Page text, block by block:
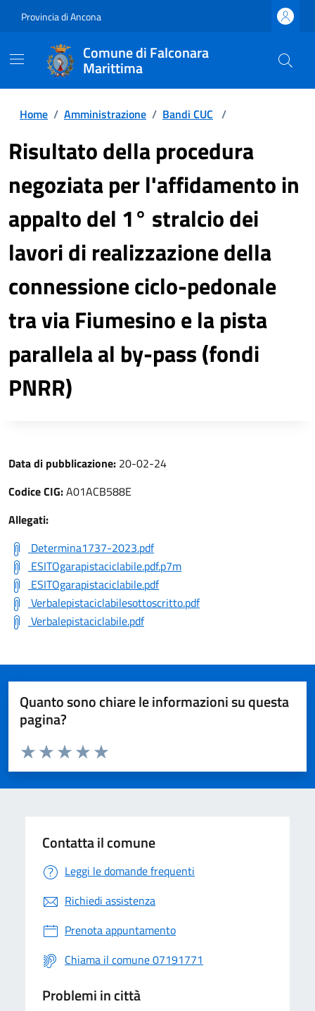
Provincia di Ancona
Comune di Falconara
Marittima
Home / Amministrazione / Bandi CUC /
Risultato della procedura
negoziata per l'affidamento in
appalto del 1° stralcio dei
lavori di realizzazione della
connessione ciclo-pedonale
tra via Fiumesino e la pista
parallela al by-pass (fondi
PNRR)
Data di pubblicazione: 20-02-24
Codice CIG:A01ACB588E
Allegati:
Determina1737-2023.pdf
ESITOgarapistaciclabile.pdf.p7m
ESITOgarapistaciclabile.pdf
Verbalepistaciclabilesottoscritto.pdf
Verbalepistaciclabile.pdf
Quanto sono chiare le informazioni su questa
pagina?
Valuta da 1 a 5 stelle la pagina
Valuta 5 stelle su 5
Valuta 4 stelle su 5
Valuta 3 stelle su 5
Valuta 2 stelle su 5
Valuta 1 stelle su 5
Contatta il comune
Leggi le domande frequenti
Richiedi assistenza
Prenota appuntamento
Chiama il comune 07191771
Problemi in città